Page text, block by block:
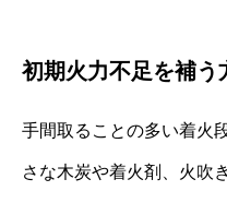
初期火力不足を補う
手間取ることの多い着火
さな木炭や着火剤、火吹